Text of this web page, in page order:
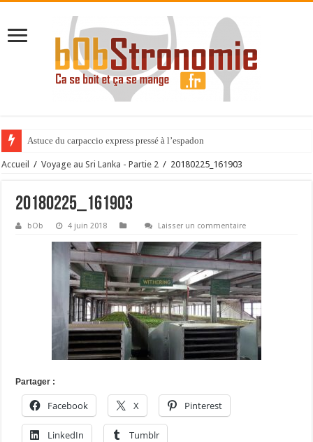
Astuce du carpaccio express pressé à l’espadon
Accueil / Voyage au Sri Lanka - Partie 2 / 20180225_161903
20180225_161903
bOb 4 juin 2018 Laisser un commentaire
Partager :
Facebook X Pinterest
LinkedIn Tumblr